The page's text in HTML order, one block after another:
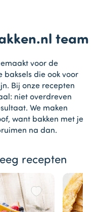
team
voor de
baksels die ook voor
Bij onze recepten
niet overdreven
We maken
want bakken met je
na dan.
recepten